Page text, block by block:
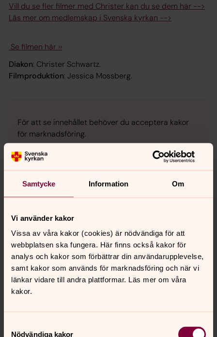
Samtycke Information Om
Vi använder kakor
Vissa av våra kakor (cookies) är nödvändiga för att
webbplatsen ska fungera. Här finns också kakor för
analys och kakor som förbättrar din användarupplevelse,
samt kakor som används för marknadsföring och när vi
länkar vidare till andra plattformar. Läs mer om våra
kakor.
Nödvändiga kakor
Vill du se fler filmer med Christer kan du se dem här -->
Läs mer om medlemskap i Svenska kyrkan -->
Se filmen här ››
Diakon: Christer Schwartz.
Filmproduktion: Jessica Mossberg.
För att se innehållet behöver du acceptera kakor
för marknadsföring.
Se videon på YouTube i stället.
Träffpunkter
Till våra verksamheter och träffpunkter är alla välkomna,
oavsett livsåskådning. Vi finns här för dig, i våra kyrkor
och församlingslokaler, genom personliga möten och
samtal. Vi ser fram emot att dela dagen med dig. Vi ses!
alltid en plats för dig! Här hittar du blanketter för